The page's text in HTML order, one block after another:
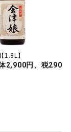
1.8L】
2,900円、税290